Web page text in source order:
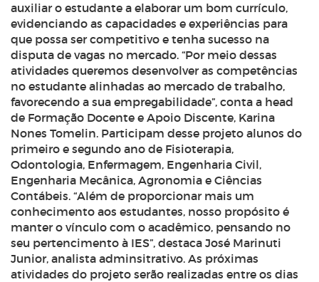
auxiliar o estudante a elaborar um bom currículo,
evidenciando as capacidades e experiências para
que possa ser competitivo e tenha sucesso na
disputa de vagas no mercado. “Por meio dessas
atividades queremos desenvolver as competências
no estudante alinhadas ao mercado de trabalho,
favorecendo a sua empregabilidade”, conta a head
de Formação Docente e Apoio Discente, Karina
Nones Tomelin. Participam desse projeto alunos do
primeiro e segundo ano de Fisioterapia,
Odontologia, Enfermagem, Engenharia Civil,
Engenharia Mecânica, Agronomia e Ciências
Contábeis. “Além de proporcionar mais um
conhecimento aos estudantes, nosso propósito é
manter o vínculo com o acadêmico, pensando no
seu pertencimento à IES”, destaca José Marinuti
Junior, analista adminsitrativo. As próximas
atividades do projeto serão realizadas entre os dias